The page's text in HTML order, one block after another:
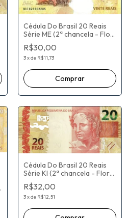
Cédula Do Brasil 20 Reais
Série ME (2ª chancela - Flor
De Estampa) Fernando
Haddad / Roberto Campos
Neto
R$30,00
3xde R$11,73
Cédula Do Brasil 20 Reais
Série KI (2ª chancela - Flor
De Estampa) Paulo Roberto
Nunes Guedes / Roberto
Campos Neto
R$32,00
3xde R$12,51